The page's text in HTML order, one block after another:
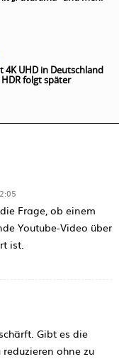
4K UHD in Deutschland
folgt später
Frage, ob einem
Youtube-Video über
ist.
Gibt es die
ohne zu